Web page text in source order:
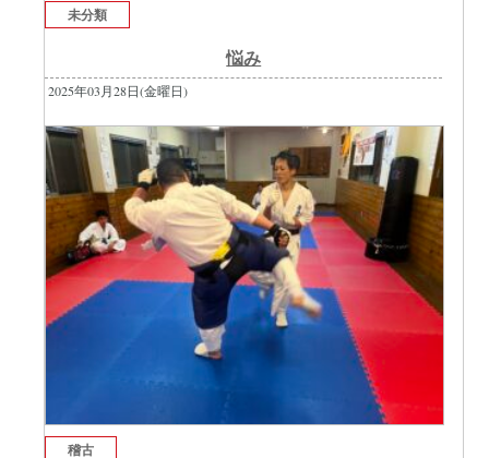
未分類
悩み
2025年03月28日(金曜日)
稽古